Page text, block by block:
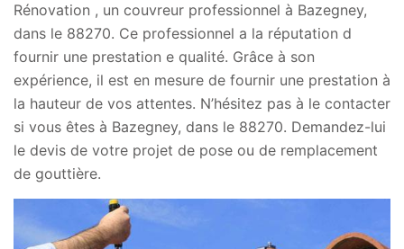
Rénovation , un couvreur professionnel à Bazegney,
dans le 88270. Ce professionnel a la réputation d
fournir une prestation e qualité. Grâce à son
expérience, il est en mesure de fournir une prestation à
la hauteur de vos attentes. N’hésitez pas à le contacter
si vous êtes à Bazegney, dans le 88270. Demandez-lui
le devis de votre projet de pose ou de remplacement
de gouttière.